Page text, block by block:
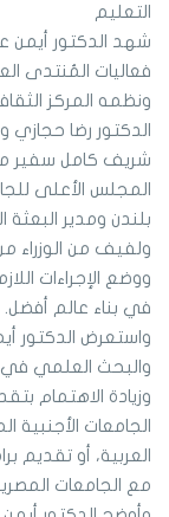
التعليم
شهد الدكتور أيمن
فعاليات المُنتدى
ونظمه المركز
الدكتور رضا حجازي
شريف كامل سفير
المجلس الأعلى
بلندن ومدير البعثة
ولفيف من الوزراء
ووضع الإجراءات
في بناء عالم أفضل.
واستعرض الدكتور
والبحث العلمي في
وزيادة الاهتمام
الجامعات
العربية، أو تقديم
مع الجامعات